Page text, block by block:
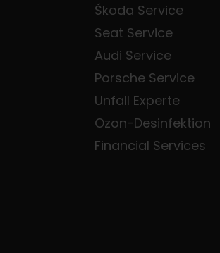
Škoda Service
Seat Service
Audi Service
Porsche Service
Unfall Experte
Ozon-Desinfektion
Financial Services